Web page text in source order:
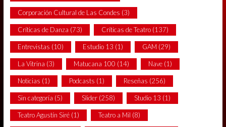
Corporación Cultural de Las Condes (3)
Críticas de Danza (73) Críticas de Teatro(137)
Entrevistas (10) Estudio 13 (1) GAM (29)
La Vitrina (3) Matucana 100 (14) Nave(1)
Noticias (1) Podcasts (1) Reseñas (256)
Sin categoría (5) Slider(258) Studio 13 (1)
Teatro Agustín Siré(1) Teatro a Mil (8)